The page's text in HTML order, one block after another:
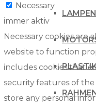
Necessary
immer aktiv
Necessary cookies are
website to function
includes cookies that
security features of the
store any personal